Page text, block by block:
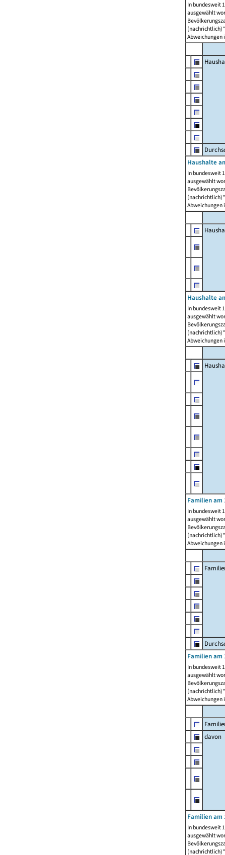
In bundesweit
ausgewählt
Abweichungen
Haushalte
In bundesweit
ausgewählt
Abweichungen
Haushalte
In bundesweit
ausgewählt
Abweichungen
Familien am
In bundesweit
ausgewählt
Abweichungen
Familien am
In bundesweit
ausgewählt
Abweichungen
davon
Familien am
In bundesweit
ausgewählt